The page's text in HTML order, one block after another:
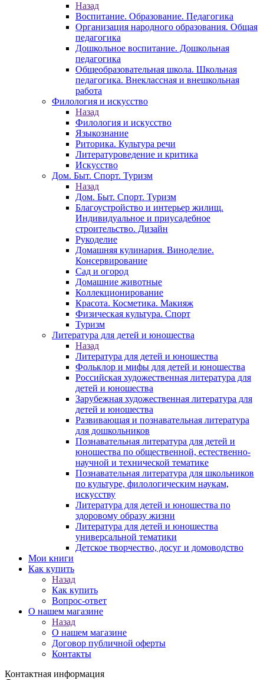
Назад
Воспитание. Образование. Педагогика
Организация народного образования. Общая
педагогика
Дошкольное воспитание. Дошкольная
педагогика
Общеобразовательная школа. Школьная
педагогика. Внеклассная и внешкольная
работа
Филология и искусство
Назад
Филология и искусство
Языкознание
Риторика. Культура речи
Литературоведение и критика
Искусство
Дом. Быт. Спорт. Туризм
Назад
Дом. Быт. Спорт. Туризм
Благоустройство и интерьер жилищ.
Индивидуальное и приусадебное
строительство. Дизайн
Рукоделие
Домашняя кулинария. Виноделие.
Консервирование
Сад и огород
Домашние животные
Коллекционирование
Красота. Косметика. Макияж
Физическая культура. Спорт
Туризм
Литература для детей и юношества
Назад
Литература для детей и юношества
Фольклор и мифы для детей и юношества
Российская художественная литература для
детей и юношества
Зарубежная художественная литература для
детей и юношества
Развивающая и познавательная литература
для дошкольников
Познавательная литература для детей и
юношества по общественной, естественно-
научной и технической тематике
Познавательная литература для школьников
по культуре, филологическим наукам,
искусству
Литература для детей и юношества по
здоровому образу жизни
Литература для детей и юношества
универсальной тематики
Детское творчество, досуг и домоводство
Мои книги
Как купить
Назад
Как купить
Вопрос-ответ
О нашем магазине
Назад
О нашем магазине
Договор публичной оферты
Контакты
Контактная информация